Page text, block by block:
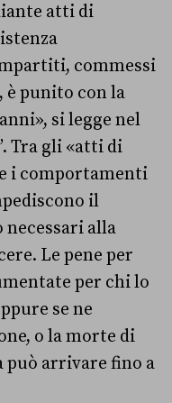
atti di
commessi
è punito con la
si legge nel
Tra gli «atti di
i comportamenti
il
alla
Le pene per
per chi lo
se ne
o la morte di
può arrivare fino a